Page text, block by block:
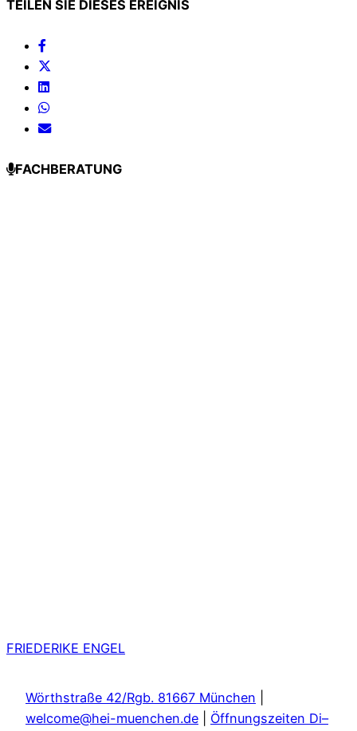
TEILEN SIE DIESES EREIGNIS
FACHBERATUNG
FRIEDERIKE ENGEL
Wörthstraße 42/Rgb. 81667 München
welcome@hei-muenchen.de
Öffnungszeiten Di–